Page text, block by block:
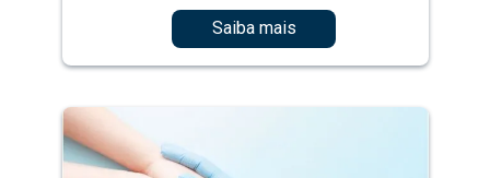
Saiba mais